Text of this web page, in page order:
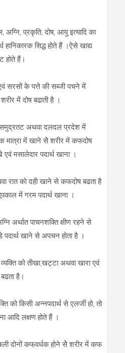
प्रकृति, दोष, आयु इत्यादि का
सिद्ध होते हैं ।ऐसे खाद्य
होते हैं।
सरसों के पत्ते की सब्‍जी पचने में
में दोष बढाती है ।
समुद्रतट अथवा दलदल प्रदेश में
मात्रा में खाने सेे शरीर में कफदोष
मसालेदार पदार्थ खाना ।
रात को दही खाने से कफदोष बढता है
में गरम पदार्थ खाना ।
अर्थात पाचनशक्‍ति क्षीण रहने से
खाने से अपचन होता है ।
को तीखा,खट्टा अथवा खारा एवं
है।
को किसी अन्‍नपदार्थ से एलर्जी हो, तो
आदि लक्षण होते हैं ।
दोनों कफवर्धक होने सेे शरीर में कफ